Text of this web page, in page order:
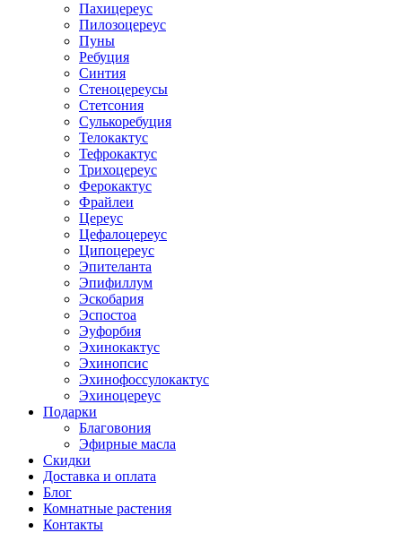
Пахицереус
Пилозоцереус
Пуны
Ребуция
Синтия
Стеноцереусы
Стетсония
Сулькоребуция
Телокактус
Тефрокактус
Трихоцереус
Ферокактус
Фрайлеи
Цереус
Цефалоцереус
Ципоцереус
Эпителанта
Эпифиллум
Эскобария
Эспостоа
Эуфорбия
Эхинокактус
Эхинопсис
Эхинофоссулокактус
Эхиноцереус
Подарки
Благовония
Эфирные масла
Скидки
Доставка и оплата
Блог
Комнатные растения
Контакты